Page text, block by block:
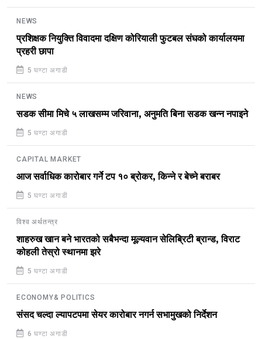
NEWS
प्रशिक्षक नियुक्ति विवादमा दक्षिण कोरियाली फुटबल संघको कार्यालयमा
प्रहरी छापा
5 घण्टा अगाडी
NEWS
सडक सीमा मिचे ५ लाखसम्म जरिवाना, अनुमति बिना सडक खन्न नपाइने
5 घण्टा अगाडी
CAPITAL MARKET
आज सर्वाधिक कारोबार गर्ने टप १० ब्रोकर, किन्ने र बेच्ने बराबर
5 घण्टा अगाडी
विश्व अर्थतन्त्र
शाहरुख खान बने भारतको सबैभन्दा मूल्यवान सेलिब्रिटी ब्रान्ड, विराट
कोहली तेस्रो स्थानमा झरे
5 घण्टा अगाडी
ECONOMY& POLITICS
संसद चल्दा ल्यापटपमा सेयर कारोबार नगर्न सभामुखको निर्देशन
6 घण्टा अगाडी